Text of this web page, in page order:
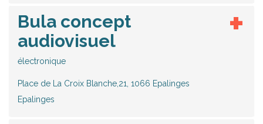
Bula concept
audiovisuel
électronique
Place de La Croix Blanche,21, 1066 Epalinges
Epalinges